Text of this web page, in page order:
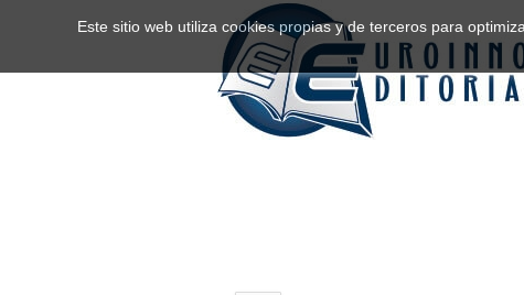
Este sitio web utiliza cookies propias y de terceros para